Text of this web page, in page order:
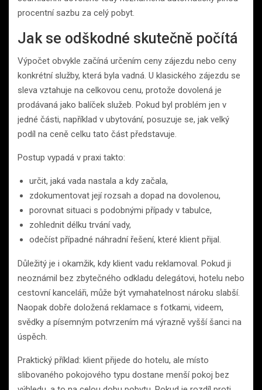
procentní sazbu za celý pobyt.
Jak se odškodné skutečně počítá
Výpočet obvykle začíná určením ceny zájezdu nebo ceny
konkrétní služby, která byla vadná. U klasického zájezdu se
sleva vztahuje na celkovou cenu, protože dovolená je
prodávaná jako balíček služeb. Pokud byl problém jen v
jedné části, například v ubytování, posuzuje se, jak velký
podíl na ceně celku tato část představuje.
Postup vypadá v praxi takto:
určit, jaká vada nastala a kdy začala,
zdokumentovat její rozsah a dopad na dovolenou,
porovnat situaci s podobnými případy v tabulce,
zohlednit délku trvání vady,
odečíst případné náhradní řešení, které klient přijal.
Důležitý je i okamžik, kdy klient vadu reklamoval. Pokud ji
neoznámil bez zbytečného odkladu delegátovi, hotelu nebo
cestovní kanceláři, může být vymahatelnost nároku slabší.
Naopak dobře doložená reklamace s fotkami, videem,
svědky a písemným potvrzením má výrazně vyšší šanci na
úspěch.
Praktický příklad: klient přijede do hotelu, ale místo
slibovaného pokojového typu dostane menší pokoj bez